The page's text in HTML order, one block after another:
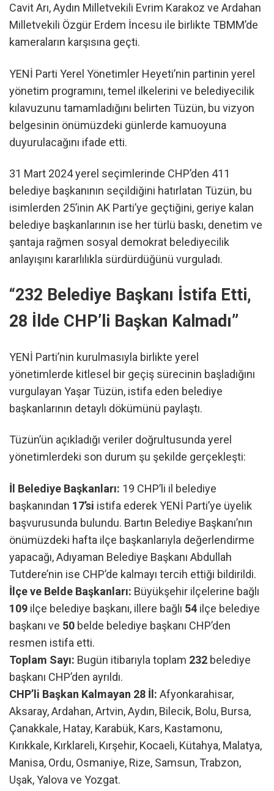
Cavit Arı, Aydın Milletvekili Evrim Karakoz ve Ardahan
Milletvekili Özgür Erdem İncesu ile birlikte TBMM’de
kameraların karşısına geçti.
YENİ Parti Yerel Yönetimler Heyeti’nin partinin yerel
yönetim programını, temel ilkelerini ve belediyecilik
kılavuzunu tamamladığını belirten Tüzün, bu vizyon
belgesinin önümüzdeki günlerde kamuoyuna
duyurulacağını ifade etti.
31 Mart 2024 yerel seçimlerinde CHP’den 411
belediye başkanının seçildiğini hatırlatan Tüzün, bu
isimlerden 25’inin AK Parti’ye geçtiğini, geriye kalan
belediye başkanlarının ise her türlü baskı, denetim ve
şantaja rağmen sosyal demokrat belediyecilik
anlayışını kararlılıkla sürdürdüğünü vurguladı.
“232 Belediye Başkanı İstifa Etti,
28 İlde CHP’li Başkan Kalmadı”
YENİ Parti’nin kurulmasıyla birlikte yerel
yönetimlerde kitlesel bir geçiş sürecinin başladığını
vurgulayan Yaşar Tüzün, istifa eden belediye
başkanlarının detaylı dökümünü paylaştı.
Tüzün’ün açıkladığı veriler doğrultusunda yerel
yönetimlerdeki son durum şu şekilde gerçekleşti:
İl Belediye Başkanları: 19 CHP’li il belediye
başkanından 17’si istifa ederek YENİ Parti’ye üyelik
başvurusunda bulundu. Bartın Belediye Başkanı’nın
önümüzdeki hafta ilçe başkanlarıyla değerlendirme
yapacağı, Adıyaman Belediye Başkanı Abdullah
Tutdere’nin ise CHP’de kalmayı tercih ettiği bildirildi.
İlçe ve Belde Başkanları:
109 ilçe belediye başkanı, illere bağlı 54 ilçe belediye
başkanı ve 50 belde belediye başkanı CHP’den
resmen istifa etti.
Toplam Sayı: Bugün itibarıyla toplam 232 belediye
başkanı CHP’den ayrıldı.
CHP’li Başkan Kalmayan 28 İl: Afyonkarahisar,
Aksaray, Ardahan, Artvin, Aydın, Bilecik, Bolu, Bursa,
Çanakkale, Hatay, Karabük, Kars, Kastamonu,
Kırıkkale, Kırklareli, Kırşehir, Kocaeli, Kütahya, Malatya,
Manisa, Ordu, Osmaniye, Rize, Samsun, Trabzon,
Uşak, Yalova ve Yozgat.